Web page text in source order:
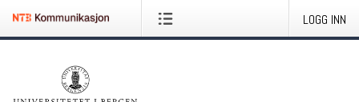
LOGG INN